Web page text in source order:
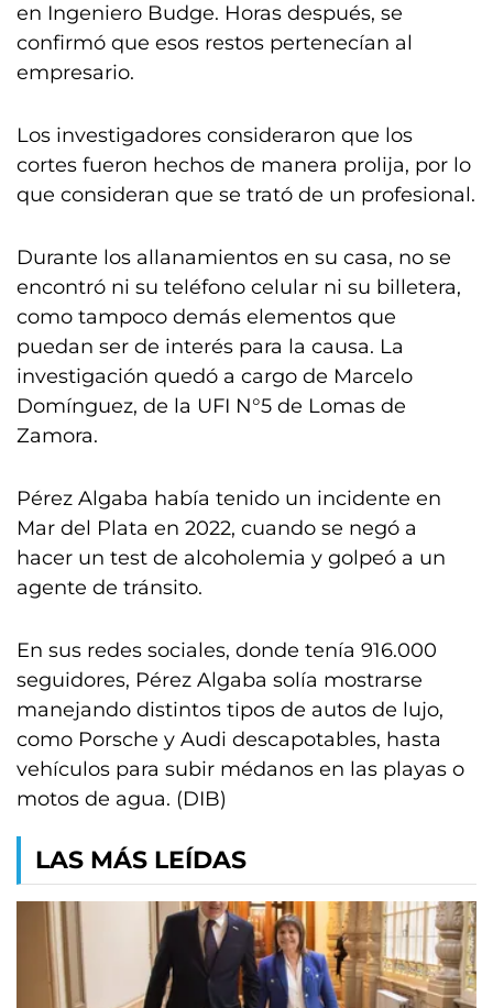
en Ingeniero Budge. Horas después, se
confirmó que esos restos pertenecían al
empresario.
Los investigadores consideraron que los
cortes fueron hechos de manera prolija, por lo
que consideran que se trató de un profesional.
Durante los allanamientos en su casa, no se
encontró ni su teléfono celular ni su billetera,
como tampoco demás elementos que
puedan ser de interés para la causa. La
investigación quedó a cargo de Marcelo
Domínguez, de la UFI N°5 de Lomas de
Zamora.
Pérez Algaba había tenido un incidente en
Mar del Plata en 2022, cuando se negó a
hacer un test de alcoholemia y golpeó a un
agente de tránsito.
En sus redes sociales, donde tenía 916.000
seguidores, Pérez Algaba solía mostrarse
manejando distintos tipos de autos de lujo,
como Porsche y Audi descapotables, hasta
vehículos para subir médanos en las playas o
motos de agua. (DIB)
LAS MÁS LEÍDAS